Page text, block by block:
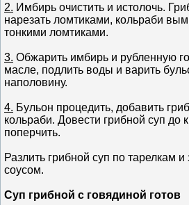
2. Имбирь очистить и истолочь.
нарезать ломтиками, кольраби
тонкими ломтиками.
3. Обжарить имбирь и рубленную
масле, подлить воды и варить
наполовину.
4. Бульон процедить, добавить
кольраби. Довести грибной суп до
поперчить.
Разлить грибной суп по тарелкам
соусом.
Суп грибной с говядиной готов